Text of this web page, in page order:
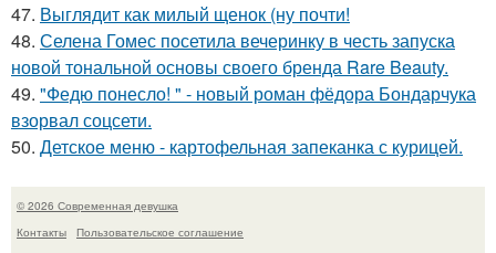
47. Выглядит как милый щенок (ну почти!
48. Селена Гомес посетила вечеринку в честь запуска
новой тональной основы своего бренда Rare Beauty.
49. "Федю понесло! " - новый роман фёдора Бондарчука
взорвал соцсети.
50. Детское меню - картофельная запеканка с курицей.
© 2026 Современная девушка
Контакты
Пользовательское соглашение